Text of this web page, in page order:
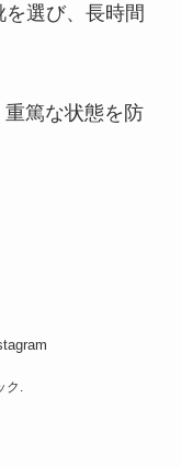
選び、長時間
篤な状態を防
ク.